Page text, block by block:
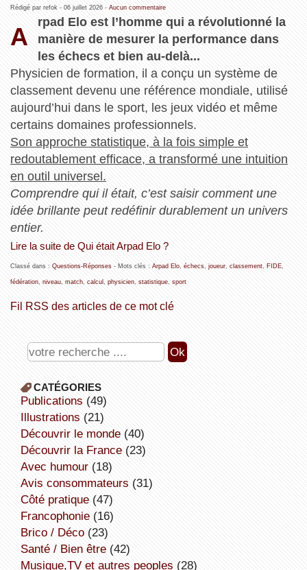
Rédigé par refok - 06 juillet 2026- Aucun commentaire
A
rpad Elo est l’homme qui a révolutionné la
manière de mesurer la performance dans
les échecs et bien au‑delà...
Physicien de formation, il a conçu un système de
classement devenu une référence mondiale, utilisé
aujourd’hui dans le sport, les jeux vidéo et même
certains domaines professionnels.
Son approche statistique, à la fois simple et
redoutablement efficace, a transformé une intuition
en outil universel.
Comprendre qui il était, c’est saisir comment une
idée brillante peut redéfinir durablement un univers
entier.
Lire la suite de Qui était Arpad Elo ?
Classé dans : Questions-Réponses- Mots clés : Arpad Elo, échecs, joueur, classement, FIDE,
fédération, niveau, match, calcul physicien, statistique, sport
Fil RSS des articles de ce mot clé
CATÉGORIES
publications (49)
illustrations (21)
découvrir le monde(40)
découvrir la France(23)
avec humour(18)
avis consommateurs (31)
côté pratique(47)
Francophonie(16)
Brico / Déco(23)
Santé / Bien être(42)
Musique,TV et autres peoples (28)